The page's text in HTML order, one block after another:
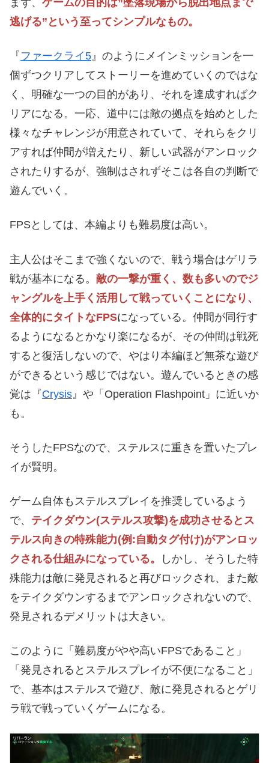
逃げる”という至ってシンプルなもの。
『 ファークライ5』のようにメインミッションを一
個ずつクリアしてストーリーを進めていくのではな
く、明確な一つの目的があり、それを達成すればク
リアになる。一応、道中には敵の拠点を始めとした
様々なチャレンジが用意されていて、それらをクリ
アすれば仲間が増えたり、新しい武器がアンロック
されたりするが、強制はされずそこは各自の判断で
遊んでいく。
FPSとしては、本編よりも難易度は高い。
主人公はそこまで強くないので、戦う場合はゲリラ
戦が基本になる。 敵の一撃が重く、数も多いのでジ
ャングルを上手く活用して戦っていくことになり、
全体的にタイトなFPSになっている。仲間が同行す
るようになるとかなり楽になるが、その仲間は戦死
すると復活しないので、やはり本編ほど無茶な遊び
ができるという感じではない。遊んでいるときの感
覚は『Crysis 』や「Operation Flashpoint」に近いか
も。
そうしたFPSなので、ステルスに重きを置いたプレ
イが賢明。
ゲーム自体もステルスプレイを推奨しているよう
で、 テイクダウン(ステルス攻撃)を成功させるとス
テルス向きの特殊能力(例:自動タグ付け)がアンロッ
クされる仕組みになっている。
しかし、そうした特
殊能力は敵に発見されると再びロックされ、また敵
をテイクダウンするまでアンロックされないので、
発見されるデメリットは大きい。
このように「難易度がやや高いFPSであること」
「発見されるとステルスプレイが不便になること」
で、基本はステルスで遊び、敵に発見されるとゲリ
ラ戦で戦っていくゲームになる。